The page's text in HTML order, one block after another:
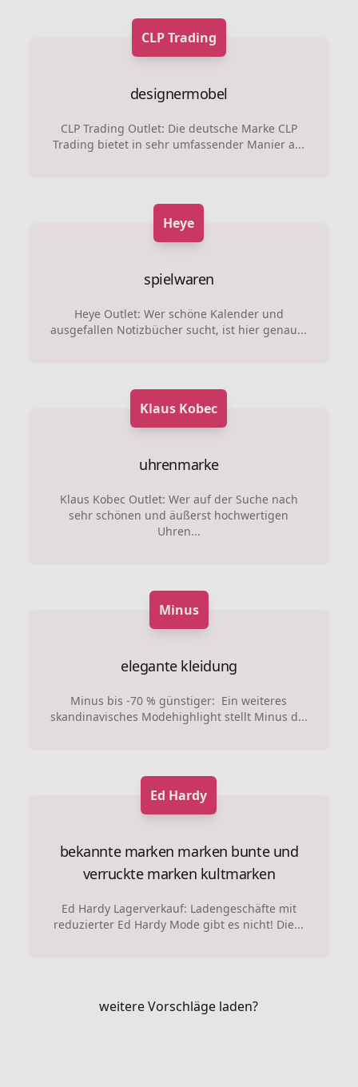
CLP Trading
designermobel
CLP Trading Outlet: Die deutsche Marke CLP
Trading bietet in sehr umfassender Manier a...
Heye
spielwaren
Heye Outlet: Wer schöne Kalender und
ausgefallen Notizbücher sucht, ist hier genau...
Klaus Kobec
uhrenmarke
Klaus Kobec Outlet: Wer auf der Suche nach
sehr schönen und äußerst hochwertigen
Uhren...
Minus
elegante kleidung
Minus bis -70 % günstiger: Ein weiteres
skandinavisches Modehighlight stellt Minus d...
Ed Hardy
bekannte marken marken bunte und
verruckte marken kultmarken
Ed Hardy Lagerverkauf: Ladengeschäfte mit
reduzierter Ed Hardy Mode gibt es nicht! Die...
weitere Vorschläge laden?